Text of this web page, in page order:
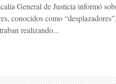
General de Justicia informó
conocidos como
realizando...